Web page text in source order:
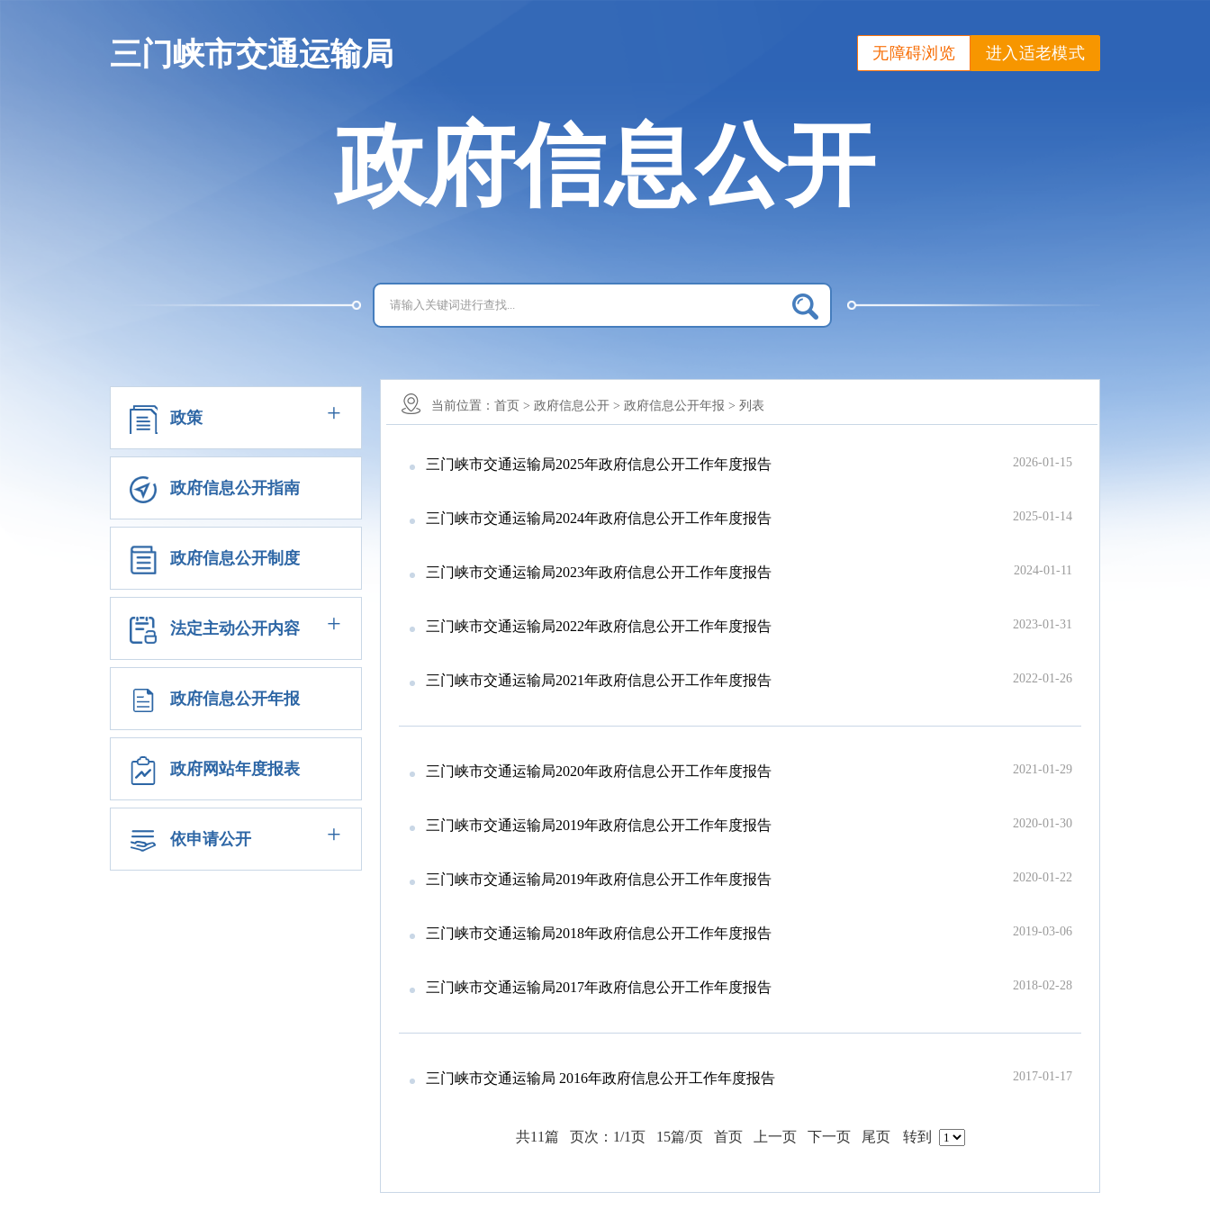
三门峡市交通运输局 无障碍浏览 进入适老模式
政府信息公开
政策 +
政府信息公开指南
政府信息公开制度
法定主动公开内容 +
政府信息公开年报
政府网站年度报表
依申请公开 +
当前位置： 首页 > 政府信息公开 > 政府信息公开年报 > 列表
三门峡市交通运输局2025年政府信息公开工作年度报告 2026-01-15
三门峡市交通运输局2024年政府信息公开工作年度报告 2025-01-14
三门峡市交通运输局2023年政府信息公开工作年度报告 2024-01-11
三门峡市交通运输局2022年政府信息公开工作年度报告 2023-01-31
三门峡市交通运输局2021年政府信息公开工作年度报告 2022-01-26
三门峡市交通运输局2020年政府信息公开工作年度报告 2021-01-29
三门峡市交通运输局2019年政府信息公开工作年度报告 2020-01-30
三门峡市交通运输局2019年政府信息公开工作年度报告 2020-01-22
三门峡市交通运输局2018年政府信息公开工作年度报告 2019-03-06
三门峡市交通运输局2017年政府信息公开工作年度报告 2018-02-28
三门峡市交通运输局 2016年政府信息公开工作年度报告 2017-01-17
共11篇 页次：1/1页 15篇/页 首页 上一页 下一页 尾页 转到